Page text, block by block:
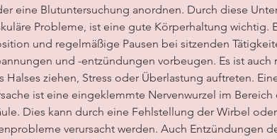
eine Blutuntersuchung anordnen. Durch diese
Probleme, ist eine gute Körperhaltung wichtig.
und regelmäßige Pausen bei sitzenden
und -entzündungen vorbeugen. Es ist auch
Halses ziehen, Stress oder Überlastung auftreten.
ist eine eingeklemmte Nervenwurzel im Bereich
Dies kann durch eine Fehlstellung der Wirbel
verursacht werden. Auch Entzündungen